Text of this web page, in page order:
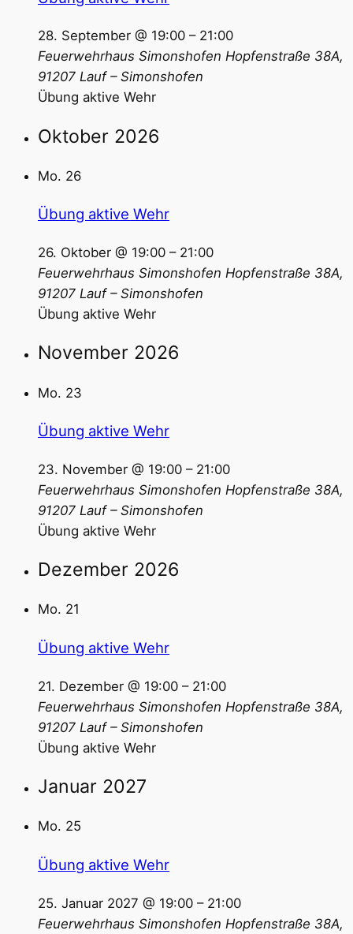
28. September @ 19:00 – 21:00
Feuerwehrhaus Simonshofen Hopfenstraße 38A,
91207 Lauf – Simonshofen
Übung aktive Wehr
Oktober 2026
Mo. 26
Übung aktive Wehr
26. Oktober @ 19:00 – 21:00
Feuerwehrhaus Simonshofen Hopfenstraße 38A,
91207 Lauf – Simonshofen
Übung aktive Wehr
November 2026
Mo. 23
Übung aktive Wehr
23. November @ 19:00 – 21:00
Feuerwehrhaus Simonshofen Hopfenstraße 38A,
91207 Lauf – Simonshofen
Übung aktive Wehr
Dezember 2026
Mo. 21
Übung aktive Wehr
21. Dezember @ 19:00 – 21:00
Feuerwehrhaus Simonshofen Hopfenstraße 38A,
91207 Lauf – Simonshofen
Übung aktive Wehr
Januar 2027
Mo. 25
Übung aktive Wehr
25. Januar 2027 @ 19:00 – 21:00
Feuerwehrhaus Simonshofen Hopfenstraße 38A,